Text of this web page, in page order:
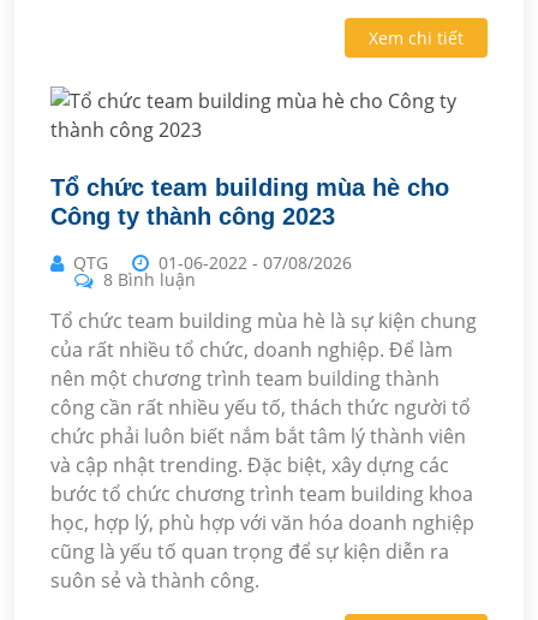
Xem chi tiết
Tổ chức team building mùa hè cho
Công ty thành công 2023
QTG 01-06-2022 - 07/08/2026
8 Bình luận
Tổ chức team building mùa hè là sự kiện chung
của rất nhiều tổ chức, doanh nghiệp. Để làm
nên một chương trình team building thành
công cần rất nhiều yếu tố, thách thức người tổ
chức phải luôn biết nắm bắt tâm lý thành viên
và cập nhật trending. Đặc biệt, xây dựng các
bước tổ chức chương trình team building khoa
học, hợp lý, phù hợp với văn hóa doanh nghiệp
cũng là yếu tố quan trọng để sự kiện diễn ra
suôn sẻ và thành công.